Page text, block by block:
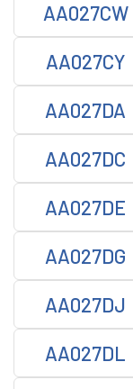
AA027CW
AA027CY
AA027DA
AA027DC
AA027DE
AA027DG
AA027DJ
AA027DL